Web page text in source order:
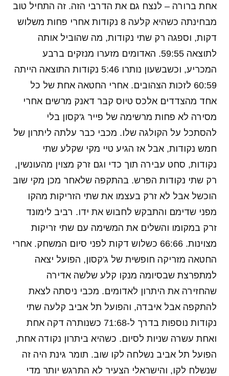
אחת ברורה – לנצח גם את הדרבי הזה. זה התחיל טוב
מבחינתה כשהיא קלעה 8 נקודות אחרי פחות משלוש
דקות, וספגה רק שתי נקודות, מה שהוביל אותה
לתוצאה 59:55. האדומים מזערו מנזקים ברבע
המכריע, וכשבשעון נותרו 5:46 נקודות התוצאה הייתה
60:59 לזכות הצהובים. אחרי החטאה אחת של כל
אחד מהצדדים אלכס טיוס קבר דאנק מרשים אחרי
מסירה לא פחות מרשימה של פייר ג'קסון בלי
להסתכל על הקולגה שלו. מכבי כבר עלתה ליתרון של
חמש נקודות, אבל אז הגיע טיי מקי שקלע שתי
נקודות, סחט עבירה תוך כדי וגם זרק מצוין מהעונשין,
רק שתי נקודות הפרש. בהתקפה שלאחר מכן מקי שוב
הוכשל אבל לא זרק בעצמו את שתי הזריקות מהקו
מפני שדימם והתבקש לחבוש את ידו. רביב לימונד
זרק במקומו והשלים את המשימה עם שתי זריקות
מצוינות. 66:66 כשלוש דקות לפני סיום המשחק. אחרי
החטאה מזריקה חופשית של ג'קסון, הפועל יצאה
למתפרצת שבסיומה מנקו קלע שלשה אדירה
שהחזירה את היתרון לאדומים. מכבי ניסתה לצאת
להתקפה אבל איבדה, והפועל תל אביב קלעה שתי
נקודות נוספות בדרך ל-71:68 כשנותרה דקה אחת
ואחת עשרה שניות לסיום. כשהיא ביתרון נקודה אחת,
הפועל תל אביב נשלחה לקו שוב. תומר גינת היה זה
שנשלח לקו, והישראלי הצעיר לא התרגש יותר מדי